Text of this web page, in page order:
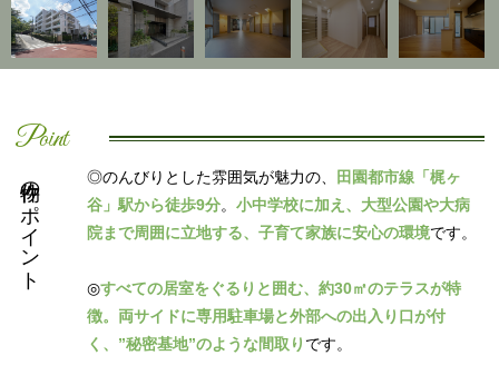
Point
物件のポイント ◎のんびりとした雰囲気が魅力の、
田園都市線「梶ヶ
谷」駅から徒歩9分。 小中学校に加え、大型公園や大病
院まで周囲に立地する、子育て家族に安心の環境です。
◎すべての居室をぐるりと囲む、約30㎡のテラスが特
徴。両サイドに専用駐車場と外部への出入り口が付
く、”秘密基地”のような間取り です。